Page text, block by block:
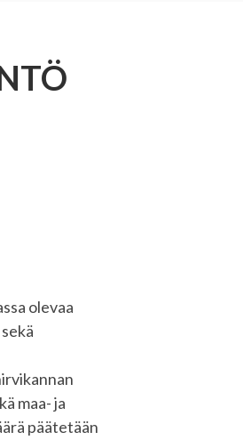
olevaa
maa- ja
päätetään